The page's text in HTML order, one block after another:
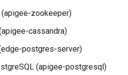
zookeeper)
cassandra)
postgres-server)
(apigee-postgresql)